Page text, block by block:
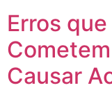
Erros
Causar